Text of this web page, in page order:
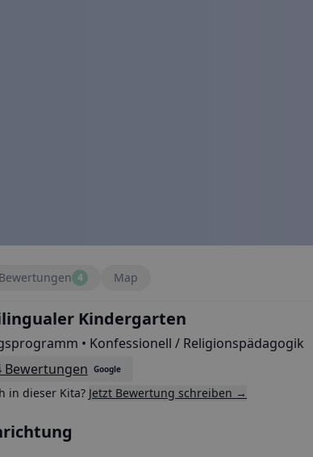
Bewertungen 4 Map
Kindergarten
• Konfessionell / Religionspädagogik
Bewertungen Google
in dieser Kita? Jetzt Bewertung schreiben →